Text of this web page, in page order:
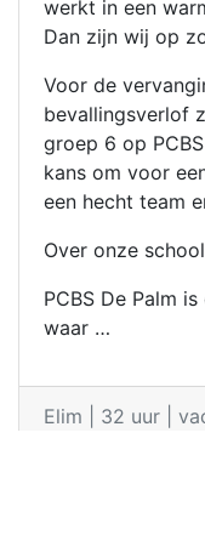
werkt in een
Dan zijn wij op
Voor de
bevallingsverlof
groep 6 op
kans om voor
een hecht team
Over onze school
PCBS De Palm
waar …
Elim 32 uur